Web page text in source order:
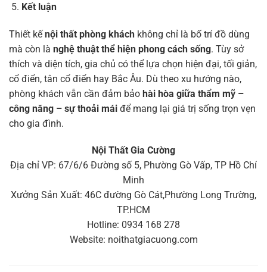
Kết luận
Thiết kếnội thất phòng khách không chỉ là bố trí đồ dùng
mà còn là nghệ thuật thể hiện phong cách sống. Tùy sở
thích và diện tích, gia chủ có thể lựa chọn hiện đại, tối giản,
cổ điển, tân cổ điển hay Bắc Âu. Dù theo xu hướng nào,
phòng khách vẫn cần đảm bảo hài hòa giữa thẩm mỹ –
công năng – sự thoải mái để mang lại giá trị sống trọn vẹn
cho gia đình.
Nội Thất Gia Cường
Địa chỉ VP: 67/6/6 Đường số 5, Phường Gò Vấp, TP Hồ Chí
Minh
Xưởng Sản Xuất: 46C đường Gò Cát,Phường Long Trường,
TP.HCM
Hotline: 0934 168 278
Website: noithatgiacuong.com